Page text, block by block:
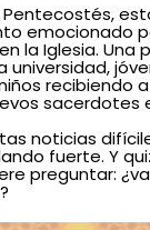
emocionado
la Iglesia. Una
universidad,
recibiendo
sacerdotes
noticias
fuerte. Y
preguntar: